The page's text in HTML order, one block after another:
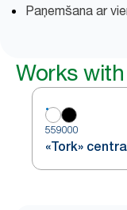
Paņemšana ar
Works with
559000
«Tork»